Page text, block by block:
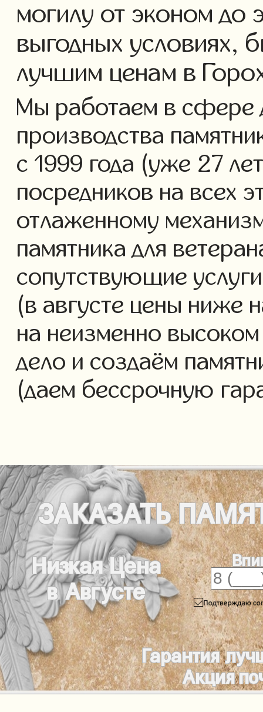
могилу от эконом до
выгодных условиях,
лучшим ценам в
Мы работаем в сфере
производства
с 1999 года (уже 27
посредников на всех
отлаженному
памятника для
сопутствующие
(в августе цены ниже
на неизменно
дело и создаём
(даем бессрочную
ЗАКАЗАТЬ
Низкая Цена
в Августе
Гарантия
Акция